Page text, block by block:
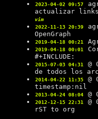
2023-04-02 09:57
actualizar
vim
2022-11-13 20:39
OpenGraph
2019-04-18 00:21
2019-04-18 00:01
#+INCLUDE:
2015-07-03 04:31
@
de todos los
2014-04-22 11:35
@
timestamp:nil
2013-04-24 08:04 @
2012-12-15 22:31
rST to org